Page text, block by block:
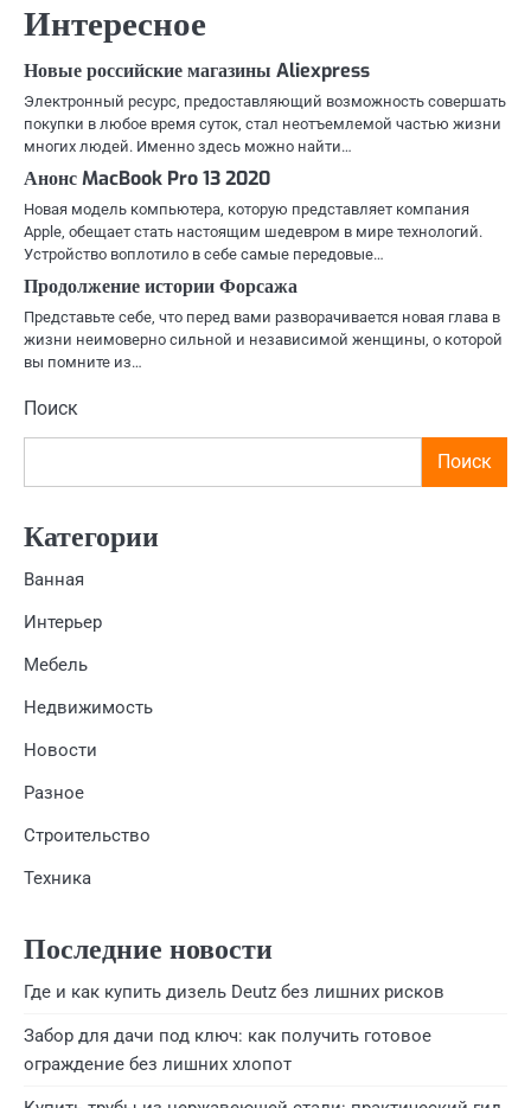
записям
Интересное
Новые российские магазины Aliexpress
Электронный ресурс, предоставляющий возможность совершать
покупки в любое время суток, стал неотъемлемой частью жизни
многих людей. Именно здесь можно найти…
Анонс MacBook Pro 13 2020
Новая модель компьютера, которую представляет компания
Apple, обещает стать настоящим шедевром в мире технологий.
Устройство воплотило в себе самые передовые…
Продолжение истории Форсажа
Представьте себе, что перед вами разворачивается новая глава в
жизни неимоверно сильной и независимой женщины, о которой
вы помните из…
Поиск
Поиск
Категории
Ванная
Интерьер
Мебель
Недвижимость
Новости
Разное
Строительство
Техника
Последние новости
Где и как купить дизель Deutz без лишних рисков
Забор для дачи под ключ: как получить готовое
ограждение без лишних хлопот